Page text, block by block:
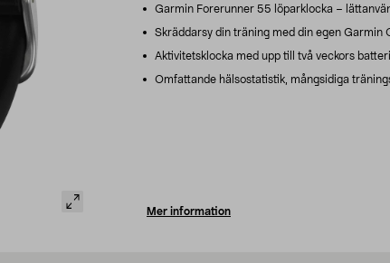
Garmin Forerunner 55 löparklocka –
Skräddarsy din träning med din egen Garmin
Aktivitetsklocka med upp till två veckors
Omfattande hälsostatistik, mångsidiga
Mer information